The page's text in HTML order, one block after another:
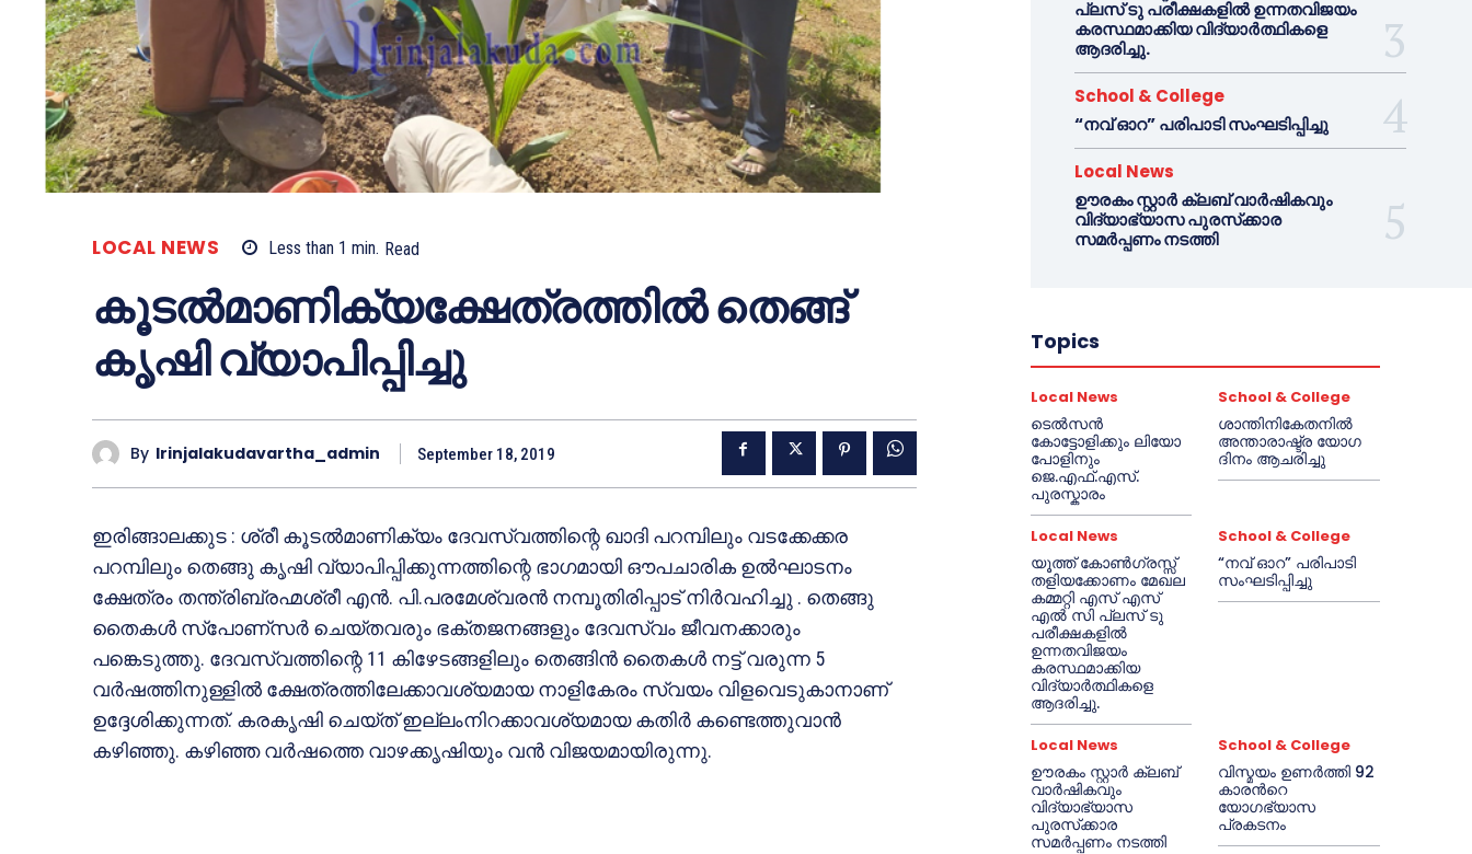
LOCAL NEWS Less than 1 min. Read
കൂടല്‍മാണിക്യക്ഷേത്രത്തില്‍ തെങ്ങ്
കൃഷി വ്യാപിപ്പിച്ചു
By Irinjalakudavartha_admin September 18, 2019
ഇരിങ്ങാലക്കുട : ശ്രീ കൂടല്‍മാണിക്യം ദേവസ്വത്തിന്റെ ഖാദി പറമ്പിലും വടക്കേക്കര
പറമ്പിലും തെങ്ങു കൃഷി വ്യാപിപ്പിക്കുന്നത്തിന്റെ ഭാഗമായി ഔപചാരിക ഉല്‍ഘാടനം
ക്ഷേത്രം തന്ത്രിബ്രഹ്മശ്രീ എന്‍. പി.പരമേശ്വരന്‍ നമ്പൂതിരിപ്പാട് നിര്‍വഹിച്ചു . തെങ്ങു
തൈകള്‍ സ്‌പോണ്‌സര്‍ ചെയ്തവരും ഭക്തജനങ്ങളും ദേവസ്വം ജീവനക്കാരും
പങ്കെടുത്തു. ദേവസ്വത്തിന്റെ 11 കിഴേടങ്ങളിലും തെങ്ങിന്‍ തൈകള്‍ നട്ട് വരുന്ന 5
വര്‍ഷത്തിനുള്ളില്‍ ക്ഷേത്രത്തിലേക്കാവശ്യമായ നാളികേരം സ്വയം വിളവെടുകാനാണ്
ഉദ്ദേശിക്കുന്നത്. കരകൃഷി ചെയ്ത് ഇല്ലംനിറക്കാവശ്യമായ കതിര്‍ കണ്ടെത്തുവാന്‍
കഴിഞ്ഞു. കഴിഞ്ഞ വര്‍ഷത്തെ വാഴക്കൃഷിയും വന്‍ വിജയമായിരുന്നു.
പ്ലസ് ടു പരീക്ഷകളിൽ ഉന്നതവിജയം
കരസ്ഥമാക്കിയ വിദ്യാർത്ഥികളെ
ആദരിച്ചു.
School & College
“നവ് ഓറ” പരിപാടി സംഘടിപ്പിച്ചു
Local News
ഊരകം സ്റ്റാർ ക്ലബ് വാർഷികവും
വിദ്യാഭ്യാസ പുരസ്‌ക്കാര
സമർപ്പണം നടത്തി
Topics
Local News
ടെൽസൻ
കോട്ടോളിക്കും ലിയോ
പോളിനും
ജെ.എഫ്.എസ്.
പുരസ്കാരം
School & College
ശാന്തിനികേതനിൽ
അന്താരാഷ്ട്ര യോഗ
ദിനം ആചരിച്ചു
Local News
യൂത്ത് കോൺഗ്രസ്സ്
തളിയക്കോണം മേഖല
കമ്മറ്റി എസ് എസ്
എൽ സി പ്ലസ് ടു
പരീക്ഷകളിൽ
ഉന്നതവിജയം
കരസ്ഥമാക്കിയ
വിദ്യാർത്ഥികളെ
ആദരിച്ചു.
School & College
“നവ് ഓറ” പരിപാടി
സംഘടിപ്പിച്ചു
Local News
ഊരകം സ്റ്റാർ ക്ലബ്
വാർഷികവും
വിദ്യാഭ്യാസ
പുരസ്‌ക്കാര
സമർപ്പണം നടത്തി
School & College
വിസ്മയം ഉണർത്തി 92
കാരൻറെ
യോഗഭ്യാസ
പ്രകടനം